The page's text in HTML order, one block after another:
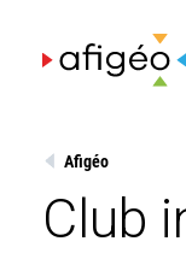
content
Afigéo
Club